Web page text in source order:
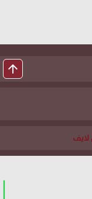
arrow_upward
لايف